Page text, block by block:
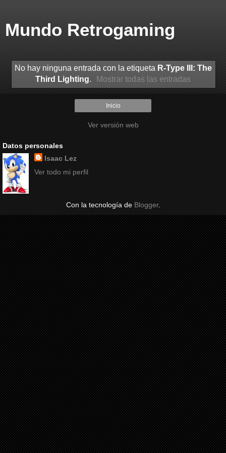
Mundo Retrogaming
No hay ninguna entrada con la etiqueta R-Type III: The
Third Lighting. Mostrar todas las entradas
Inicio
Ver versión web
Datos personales
Isaac Lez
Ver todo mi perfil
Con la tecnología de Blogger.